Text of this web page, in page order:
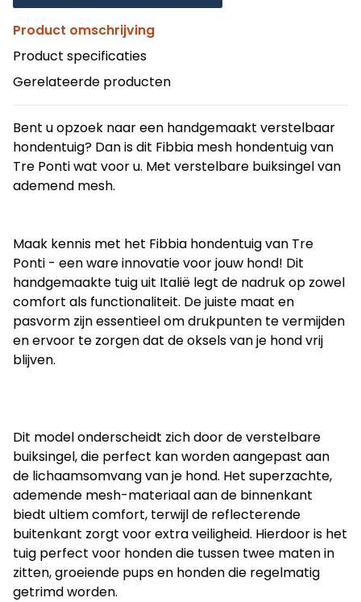
Product omschrijving
Product specificaties
Gerelateerde producten
Bent u opzoek naar een handgemaakt verstelbaar
hondentuig? Dan is dit Fibbia mesh hondentuig van
Tre Ponti wat voor u. Met verstelbare buiksingel van
ademend mesh.
Maak kennis met het Fibbia hondentuig van Tre
Ponti - een ware innovatie voor jouw hond! Dit
handgemaakte tuig uit Italië legt de nadruk op zowel
comfort als functionaliteit. De juiste maat en
pasvorm zijn essentieel om drukpunten te vermijden
en ervoor te zorgen dat de oksels van je hond vrij
blijven.
Dit model onderscheidt zich door de verstelbare
buiksingel, die perfect kan worden aangepast aan
de lichaamsomvang van je hond. Het superzachte,
ademende mesh-materiaal aan de binnenkant
biedt ultiem comfort, terwijl de reflecterende
buitenkant zorgt voor extra veiligheid. Hierdoor is het
tuig perfect voor honden die tussen twee maten in
zitten, groeiende pups en honden die regelmatig
getrimd worden.